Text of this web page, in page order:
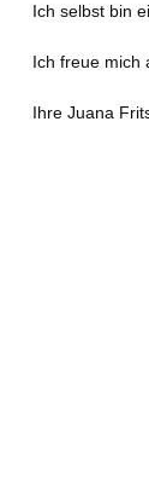
Ich selbst bin
Ich freue mich
Ihre Juana